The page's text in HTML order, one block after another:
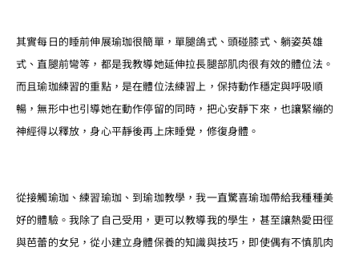
其實每日的睡前伸展瑜珈很簡單，單腿鴿式、頭碰膝式、躺姿英雄
式、直腿前彎等，都是我教導她延伸拉長腿部肌肉很有效的體位法。
而且瑜珈練習的重點，是在體位法練習上，保持動作穩定與呼吸順
暢，無形中也引導她在動作停留的同時，把心安靜下來，也讓緊繃的
神經得以釋放，身心平靜後再上床睡覺，修復身體。
從接觸瑜珈、練習瑜珈、到瑜珈教學，我一直驚喜瑜珈帶給我種種美
好的體驗。我除了自己受用，更可以教導我的學生，甚至讓熱愛田徑
與芭蕾的女兒，從小建立身體保養的知識與技巧，即使偶有不慎肌肉